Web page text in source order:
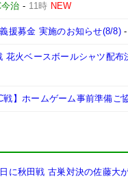
今治 - 11時 NEW
援募金 実施のお知らせ(8/8)
花火ベースボールシャツ配
戦】ホームゲーム事前準備ご
に秋田戦 古巣対決の佐藤大